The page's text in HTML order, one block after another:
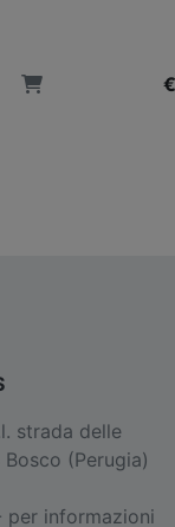
strada delle
(Perugia)
per informazioni